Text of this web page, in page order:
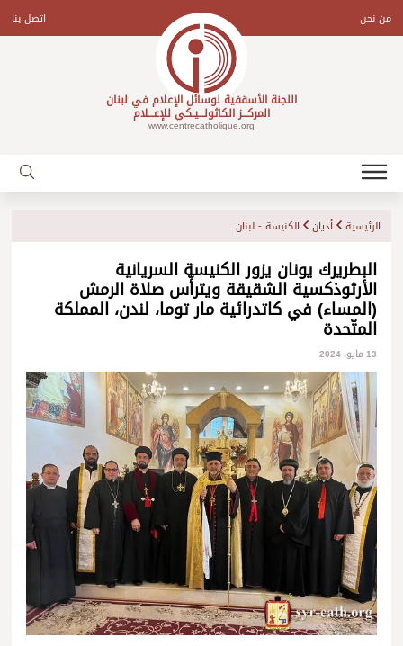
contentمن نحن اتصل بنا
اللجنة الأسقفية لوسائل الإعلام في لبنان
المركـــز الكاثولـــيـكي للإعـــلام
www.centrecatholique.org
الرئيسية أديان الكنيسة - لبنان
البطريرك يونان يزور الكنيسة السريانية
الأرثوذكسية الشقيقة ويترأّس صلاة الرمش
(المساء) في كاتدرائية مار توما، لندن، المملكة
المتّحدة
13 مايو، 2024